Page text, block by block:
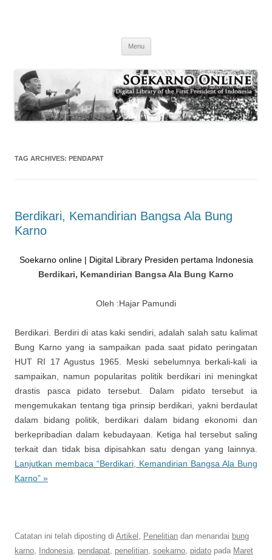
Menu
TAG ARCHIVES: PENDAPAT
Berdikari, Kemandirian Bangsa Ala Bung
Karno
Soekarno online | Digital Library Presiden pertama Indonesia
Berdikari, Kemandirian Bangsa Ala Bung Karno
Oleh :Hajar Pamundi
Berdikari. Berdiri di atas kaki sendiri, adalah salah satu kalimat
Bung Karno yang ia sampaikan pada saat pidato peringatan
HUT RI 17 Agustus 1965. Meski sebelumnya berkali-kali ia
sampaikan, namun popularitas politik berdikari ini meningkat
drastis pasca pidato tersebut. Dalam pidato tersebut ia
mengemukakan tentang tiga prinsip berdikari, yakni berdaulat
dalam bidang politik, berdikari dalam bidang ekonomi dan
berkepribadian dalam kebudayaan. Ketiga hal tersebut saling
terkait dan tidak bisa dipisahkan satu dengan yang lainnya.
Lanjutkan membaca “Berdikari, Kemandirian Bangsa Ala Bung
Karno” »
Catatan ini telah diposting di Artikel , Penelitian dan menandai bung
karno, Indonesia, pendapat, penelitian, soekarno, pidato pada Maret